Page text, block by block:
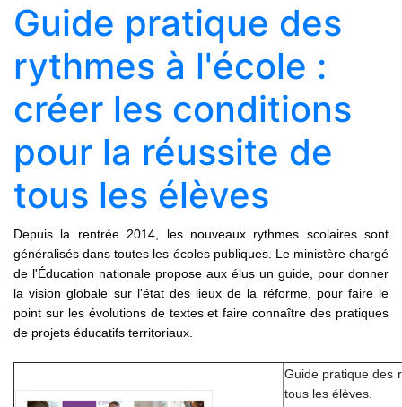
Guide pratique des
rythmes à l'école :
créer les conditions
pour la réussite de
tous les élèves
Depuis la rentrée 2014, les nouveaux rythmes scolaires sont
généralisés dans toutes les écoles publiques. Le ministère chargé
de l'Éducation nationale propose aux élus un guide, pour donner
la vision globale sur l'état des lieux de la réforme, pour faire le
point sur les évolutions de textes et faire connaître des pratiques
de projets éducatifs territoriaux.
Guide pratique des
tous les élèves.